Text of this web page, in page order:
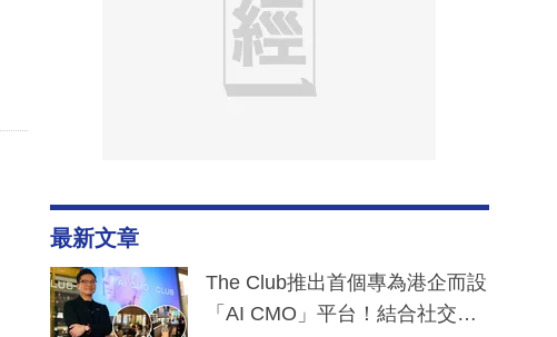
最新文章
The Club推出首個專為港企而設
「AI CMO」平台！結合社交聆